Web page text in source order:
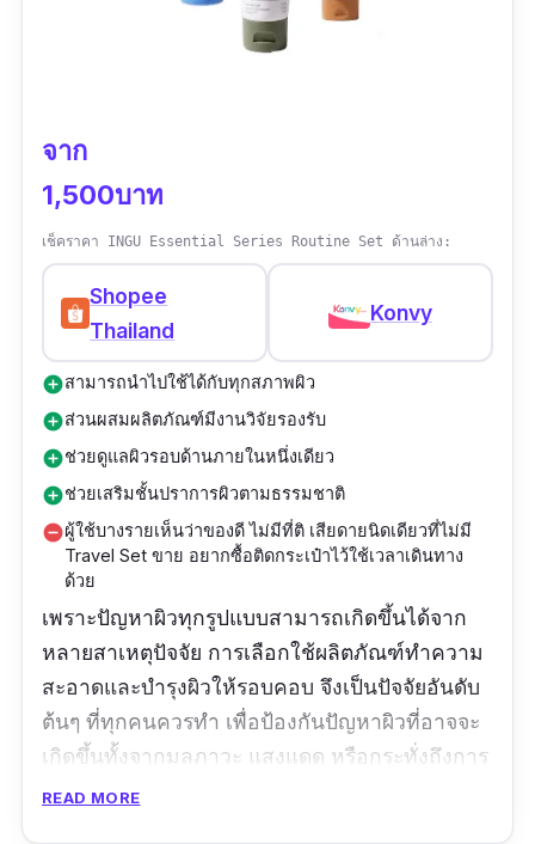
จาก
1,500บาท
เช็คราคา INGU Essential Series Routine Set ด้านล่าง:
Shopee
Thailand
Konvy
add_circleสามารถนำไปใช้ได้กับทุกสภาพผิว
add_circleส่วนผสมผลิตภัณฑ์มีงานวิจัยรองรับ
add_circleช่วยดูแลผิวรอบด้านภายในหนึ่งเดียว
add_circleช่วยเสริมชั้นปราการผิวตามธรรมชาติ
remove_circleผู้ใช้บางรายเห็นว่าของดี ไม่มีที่ติ เสียดายนิดเดียวที่ไม่มี
Travel Set ขาย อยากซื้อติดกระเป๋าไว้ใช้เวลาเดินทาง
ด้วย
เพราะปัญหาผิวทุกรูปแบบสามารถเกิดขึ้นได้จาก
หลายสาเหตุปัจจัย การเลือกใช้ผลิตภัณฑ์ทำความ
สะอาดและบำรุงผิวให้รอบคอบ จึงเป็นปัจจัยอันดับ
ต้นๆ ที่ทุกคนควรทำ เพื่อป้องกันปัญหาผิวที่อาจจะ
เกิดขึ้นทั้งจากมลภาวะ แสงแดด หรือกระทั่งถึงการ
ดูแลผิวอย่างผิดวิธี และหนึ่งในผลิตภัณฑ์น่าสนใจที่
READ MORE